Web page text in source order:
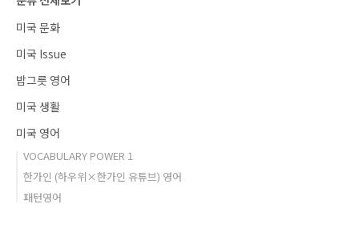
미국 문화
미국 Issue
밥그릇 영어
미국 생활
미국 영어
VOCABULARY POWER 1
한가인 (하우위×한가인 유튜브) 영어
패턴영어